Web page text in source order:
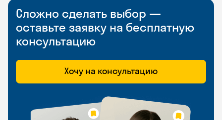
Сложно сделать выбор —
оставьте заявку на бесплатную
консультацию
Хочу на консультацию